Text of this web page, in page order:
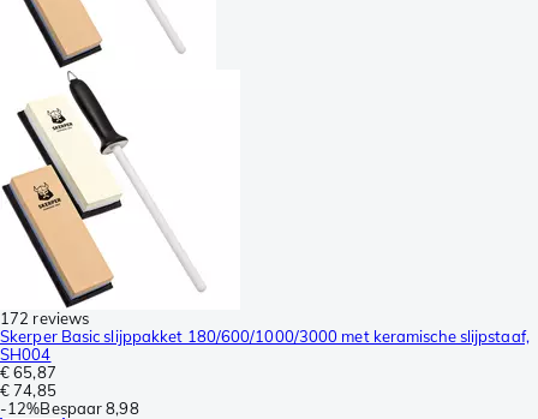
172 reviews
Skerper Basic slijppakket 180/600/1000/3000 met keramische slijpstaaf,
SH004
€ 65,87
€ 74,85
-12%Bespaar 8,98